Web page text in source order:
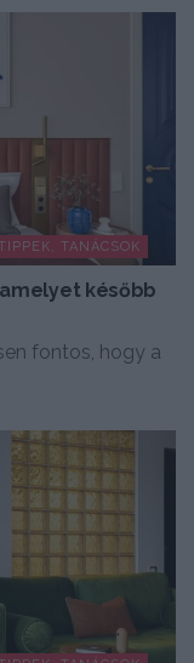
TANÁCSOK
később
fontos, hogy a